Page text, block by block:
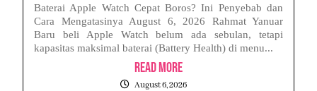
Baterai Apple Watch Cepat Boros? Ini Penyebab dan
Cara Mengatasinya August 6, 2026 Rahmat Yanuar
Baru beli Apple Watch belum ada sebulan, tetapi
kapasitas maksimal baterai (Battery Health) di menu...
Read More
August 6, 2026